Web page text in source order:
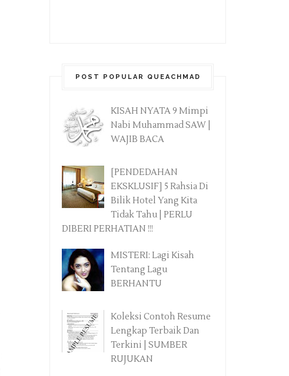
POST POPULAR QUEACHMAD
KISAH NYATA 9 Mimpi
Nabi Muhammad SAW |
WAJIB BACA
[PENDEDAHAN
EKSKLUSIF] 5 Rahsia Di
Bilik Hotel Yang Kita
Tidak Tahu | PERLU
DIBERI PERHATIAN !!!
MISTERI: Lagi Kisah
Tentang Lagu
BERHANTU
Koleksi Contoh Resume
Lengkap Terbaik Dan
Terkini | SUMBER
RUJUKAN